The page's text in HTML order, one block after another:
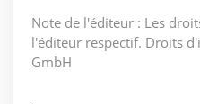
Note de l'éditeur : Les
l'éditeur respectif. Droits
GmbH